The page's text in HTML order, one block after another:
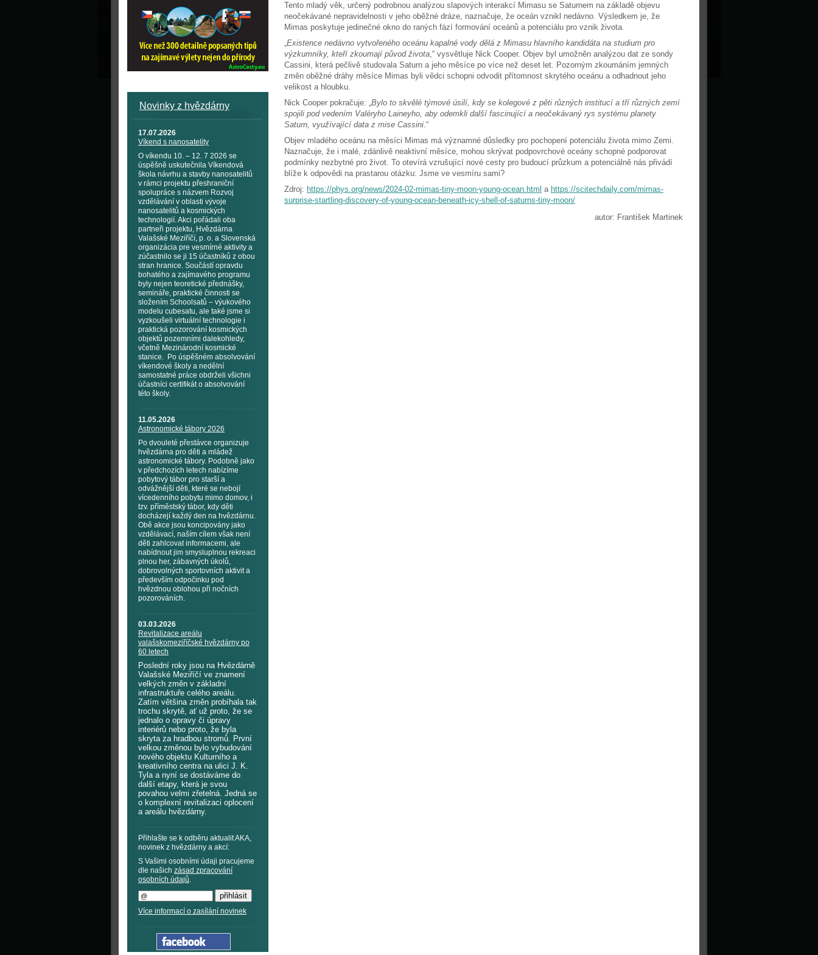
Novinky z hvězdárny
17.07.2026
Víkend s nanosatelity
O víkendu 10. – 12. 7 2026 se
úspěšně uskutečnila Víkendová
škola návrhu a stavby nanosatelitů
v rámci projektu přeshraniční
spolupráce s názvem Rozvoj
vzdělávání v oblasti vývoje
nanosatelitů a kosmických
technologií. Akci pořádali oba
partneři projektu, Hvězdárna
Valašské Meziříčí, p. o. a Slovenská
organizácia pre vesmírné aktivity a
zúčastnilo se ji 15 účastníků z obou
stran hranice. Součástí opravdu
bohatého a zajímavého programu
byly nejen teoretické přednášky,
semináře, praktické činnosti se
složením Schoolsatů – výukového
modelu cubesatu, ale také jsme si
vyzkoušeli virtuální technologie i
praktická pozorování kosmických
objektů pozemními dalekohledy,
včetně Mezinárodní kosmické
stanice. Po úspěšném absolvování
víkendové školy a nedělní
samostatné práce obdrželi všichni
účastníci certifikát o absolvování
této školy.
11.05.2026
Astronomické tábory 2026
Po dvouleté přestávce organizuje
hvězdárna pro děti a mládež
astronomické tábory. Podobně jako
v předchozích letech nabízíme
pobytový tábor pro starší a
odvážnější děti, které se nebojí
vícedenního pobytu mimo domov, i
tzv. příměstský tábor, kdy děti
docházejí každý den na hvězdárnu.
Obě akce jsou koncipovány jako
vzdělávací, naším cílem však není
děti zahlcovat informacemi, ale
nabídnout jim smysluplnou rekreaci
plnou her, zábavných úkolů,
dobrovolných sportovních aktivit a
především odpočinku pod
hvězdnou oblohou při nočních
pozorováních.
03.03.2026
Revitalizace areálu
valašskomeziříčské hvězdárny po
60 letech
Poslední roky jsou na Hvězdárně
Valašské Meziříčí ve znamení
velkých změn v základní
infrastruktuře celého areálu.
Zatím většina změn probíhala tak
trochu skrytě, ať už proto, že se
jednalo o opravy či úpravy
interiérů nebo proto, že byla
skryta za hradbou stromů. První
velkou změnou bylo vybudování
nového objektu Kulturního a
kreativního centra na ulici J. K.
Tyla a nyní se dostáváme do
další etapy, která je svou
povahou velmi zřetelná. Jedná se
o komplexní revitalizaci oplocení
a areálu hvězdárny.
Přihlašte se k odběru aktualit AKA,
novinek z hvězdárny a akcí:
S Vašimi osobními údaji pracujeme
dle našich zásad zpracování
osobních údajů.
Více informací o zasílání novinek
Tento mladý věk, určený podrobnou analýzou slapových interakcí Mimasu se Saturnem na základě objevu
neočekávané nepravidelnosti v jeho oběžné dráze, naznačuje, že oceán vznikl nedávno. Výsledkem je, že
Mimas poskytuje jedinečné okno do raných fází formování oceánů a potenciálu pro vznik života.
„Existence nedávno vytvořeného oceánu kapalné vody dělá z Mimasu hlavního kandidáta na studium pro
výzkumníky, kteří zkoumají původ života,“ vysvětluje Nick Cooper. Objev byl umožněn analýzou dat ze sondy
Cassini, která pečlivě studovala Saturn a jeho měsíce po více než deset let. Pozorným zkoumáním jemných
změn oběžné dráhy měsíce Mimas byli vědci schopni odvodit přítomnost skrytého oceánu a odhadnout jeho
velikost a hloubku.
Nick Cooper pokračuje: „Bylo to skvělé týmové úsilí, kdy se kolegové z pěti různých institucí a tří různých zemí
spojili pod vedením Valéryho Laineyho, aby odemkli další fascinující a neočekávaný rys systému planety
Saturn, využívající data z mise Cassini.“
Objev mladého oceánu na měsíci Mimas má významné důsledky pro pochopení potenciálu života mimo Zemi.
Naznačuje, že i malé, zdánlivě neaktivní měsíce, mohou skrývat podpovrchové oceány schopné podporovat
podmínky nezbytné pro život. To otevírá vzrušující nové cesty pro budoucí průzkum a potenciálně nás přivádí
blíže k odpovědi na prastarou otázku: Jsme ve vesmíru sami?
Zdroj: https://phys.org/news/2024-02-mimas-tiny-moon-young-ocean.html a https://scitechdaily.com/mimas-
surprise-startling-discovery-of-young-ocean-beneath-icy-shell-of-saturns-tiny-moon/
autor: František Martinek